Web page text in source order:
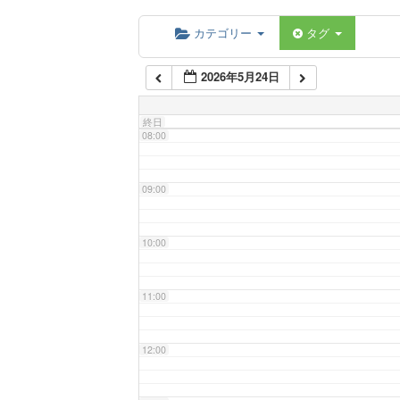
カテゴリー タグ
2026年5月24日
終日
07:00
08:00
09:00
10:00
11:00
12:00